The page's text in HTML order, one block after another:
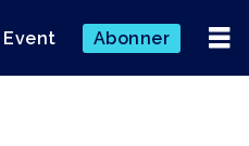
Event Abonner